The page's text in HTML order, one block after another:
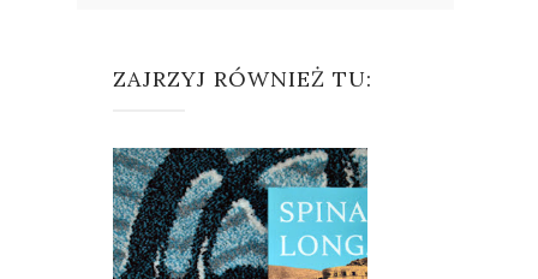
ZAJRZYJ RÓWNIEŻ TU: